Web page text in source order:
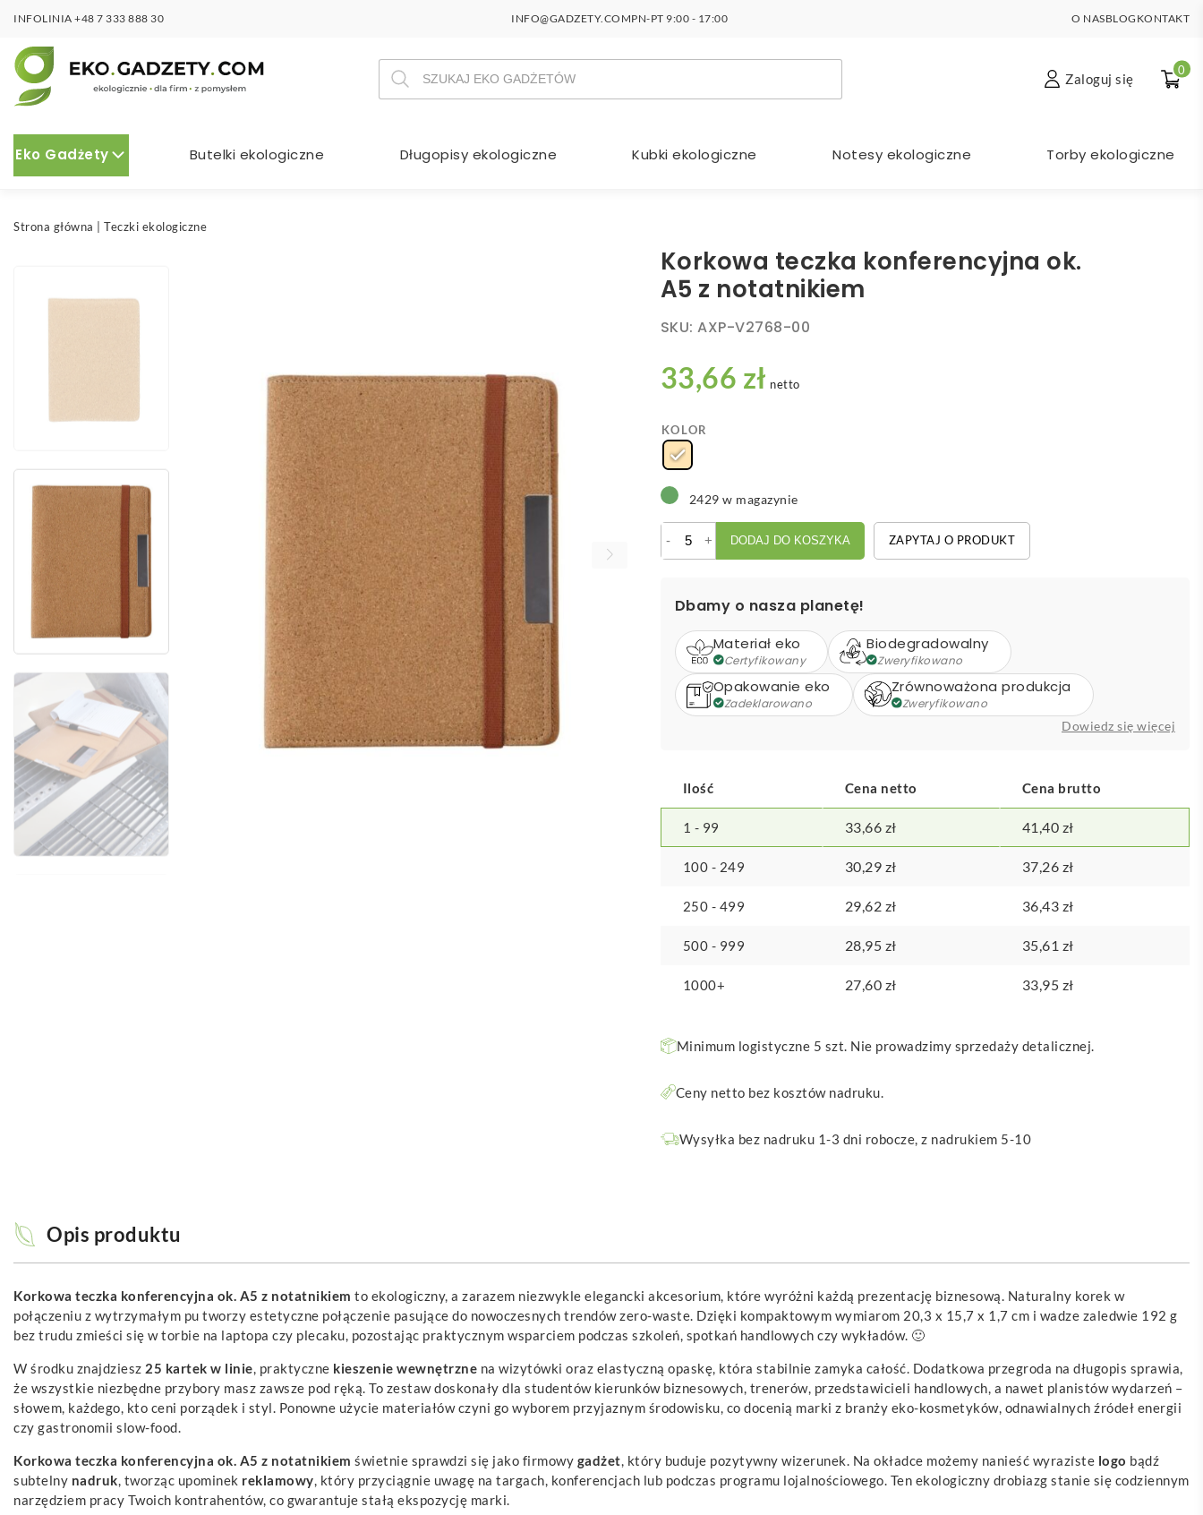
INFOLINIA +48 7 333 888 30 INFO@GADZETY.COMPN-PT 9:00 - 17:00 O NASBLOG KONTAKT
Wyszukiwarka
produktów
Zaloguj się
0
Eko Gadżety Butelki ekologiczne Długopisy ekologiczne Kubki ekologiczne Notesy ekologiczne Torby ekologiczne
Strona główna Teczki ekologiczne
Korkowa teczka konferencyjna ok.
A5 z notatnikiem
SKU:AXP-V2768-00
33,66 zł netto
KOLOR
2429 w magazynie
-
ilość
ok.
notatnikiem
+ DODAJ DO KOSZYKA ZAPYTAJ O PRODUKT
Dbamy o nasza planetę!
Materiał eko
Certyfikowany
Biodegradowalny
Zweryfikowano
Opakowanie eko
Zadeklarowano
Zrównoważona produkcja
Zweryfikowano
Dowiedz się więcej
Ilość Cena netto Cena brutto
1 - 99 33,66 zł 41,40 zł
100 - 249 30,29 zł 37,26 zł
250 - 499 29,62 zł 36,43 zł
500 - 999 28,95 zł 35,61 zł
1000+ 27,60 zł 33,95 zł
Minimum logistyczne 5 szt. Nie prowadzimy sprzedaży detalicznej.
Ceny netto bez kosztów nadruku.
Wysyłka bez nadruku 1-3 dni robocze, z nadrukiem 5-10
Opis produktu
Korkowa teczka konferencyjna ok. A5 z notatnikiem to ekologiczny, a zarazem niezwykle elegancki akcesorium, które wyróżni każdą prezentację biznesową. Naturalny korek w
połączeniu z wytrzymałym pu tworzy estetyczne połączenie pasujące do nowoczesnych trendów zero-waste. Dzięki kompaktowym wymiarom 20,3 x 15,7 x 1,7 cm i wadze zaledwie 192 g
bez trudu zmieści się w torbie na laptopa czy plecaku, pozostając praktycznym wsparciem podczas szkoleń, spotkań handlowych czy wykładów. 🙂
W środku znajdziesz 25 kartek w linie, praktyczne kieszenie wewnętrzne na wizytówki oraz elastyczną opaskę, która stabilnie zamyka całość. Dodatkowa przegroda na długopis sprawia,
że wszystkie niezbędne przybory masz zawsze pod ręką. To zestaw doskonały dla studentów kierunków biznesowych, trenerów, przedstawicieli handlowych, a nawet planistów wydarzeń –
słowem, każdego, kto ceni porządek i styl. Ponowne użycie materiałów czyni go wyborem przyjaznym środowisku, co docenią marki z branży eko-kosmetyków, odnawialnych źródeł energii
czy gastronomii slow-food.
Korkowa teczka konferencyjna ok. A5 z notatnikiem świetnie sprawdzi się jako firmowy gadżet, który buduje pozytywny wizerunek. Na okładce możemy nanieść wyraziste logo bądź
subtelny nadruk, tworząc upominek reklamowy, który przyciągnie uwagę na targach, konferencjach lub podczas programu lojalnościowego. Ten ekologiczny drobiazg stanie się codziennym
narzędziem pracy Twoich kontrahentów, co gwarantuje stałą ekspozycję marki.